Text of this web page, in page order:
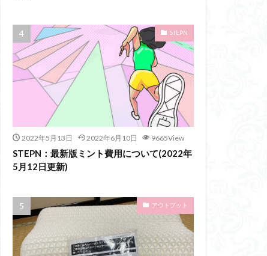
STEPN
2022年5月13日 2022年6月10日 9665View
STEPN：最新版ミント費用について(2022年
5月12日更新)
アウトプット